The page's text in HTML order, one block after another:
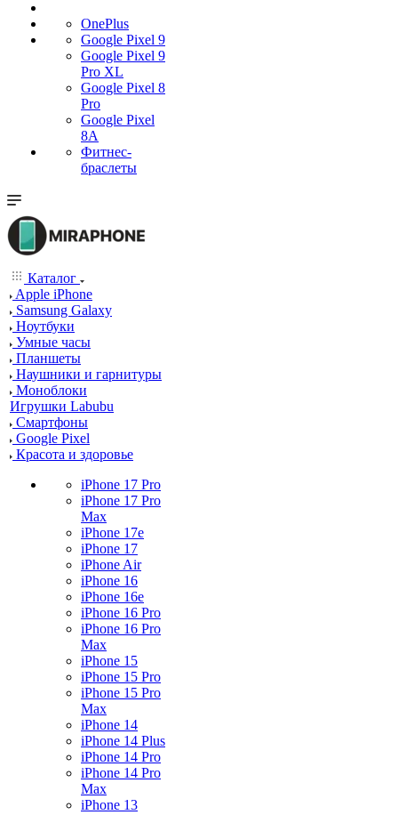
OnePlus
Google Pixel 9
Google Pixel 9
Pro XL
Google Pixel 8
Pro
Google Pixel
8A
Фитнес-
браслеты
Каталог
Apple iPhone
Samsung Galaxy
Ноутбуки
Умные часы
Планшеты
Наушники и гарнитуры
Моноблоки
Игрушки Labubu
Смартфоны
Google Pixel
Красота и здоровье
iPhone 17 Pro
iPhone 17 Pro
Max
iPhone 17e
iPhone 17
iPhone Air
iPhone 16
iPhone 16e
iPhone 16 Pro
iPhone 16 Pro
Max
iPhone 15
iPhone 15 Pro
iPhone 15 Pro
Max
iPhone 14
iPhone 14 Plus
iPhone 14 Pro
iPhone 14 Pro
Max
iPhone 13